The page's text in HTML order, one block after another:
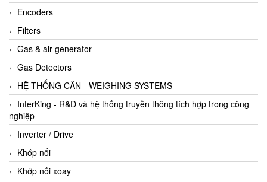
Encoders
Filters
Gas & air generator
Gas Detectors
HỆ THỐNG CÂN - WEIGHING SYSTEMS
InterKing - R&D và hệ thống truyền thông tích hợp trong công
nghiệp
Inverter / Drive
Khớp nối
Khớp nối xoay